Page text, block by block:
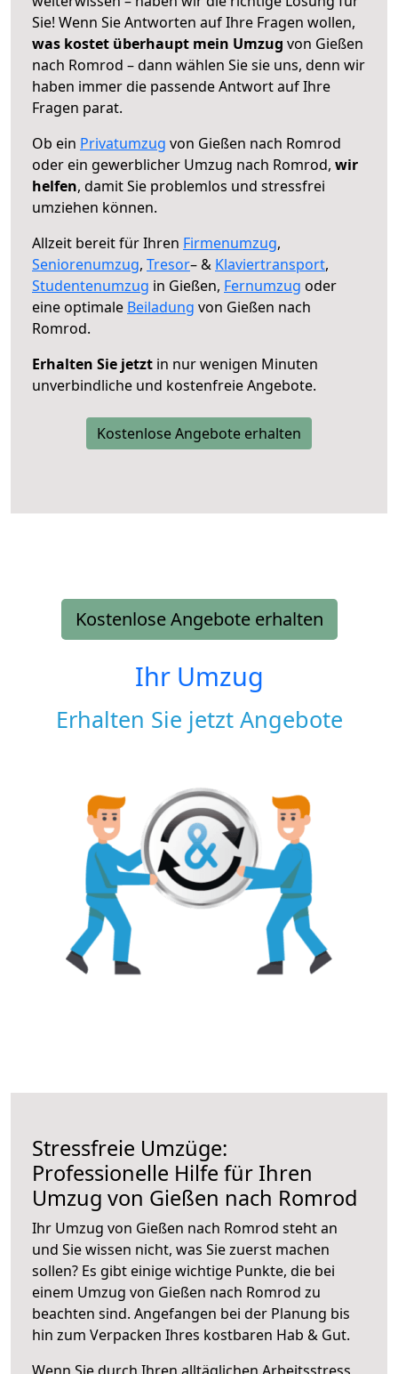
Sie! Wenn Sie Antworten auf Ihre Fragen wollen,
was kostet überhaupt mein Umzug von Gießen
nach Romrod – dann wählen Sie sie uns, denn wir
haben immer die passende Antwort auf Ihre
Fragen parat.
Ob ein Privatumzug von Gießen nach Romrod
oder ein gewerblicher Umzug nach Romrod, wir
helfen, damit Sie problemlos und stressfrei
umziehen können.
Allzeit bereit für Ihren Firmenumzug,
Seniorenumzug, Tresor– & Klaviertransport,
Studentenumzug in Gießen, Fernumzug oder
eine optimale Beiladung von Gießen nach
Romrod.
Erhalten Sie jetzt in nur wenigen Minuten
unverbindliche und kostenfreie Angebote.
Kostenlose Angebote erhalten
Kostenlose Angebote erhalten
Ihr Umzug
Erhalten Sie jetzt Angebote
Stressfreie Umzüge:
Professionelle Hilfe für Ihren
Umzug von Gießen nach Romrod
Ihr Umzug von Gießen nach Romrod steht an
und Sie wissen nicht, was Sie zuerst machen
sollen? Es gibt einige wichtige Punkte, die bei
einem Umzug von Gießen nach Romrod zu
beachten sind. Angefangen bei der Planung bis
hin zum Verpacken Ihres kostbaren Hab & Gut.